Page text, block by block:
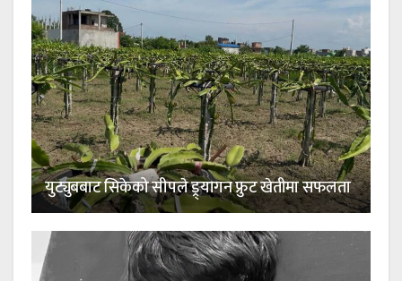
युट्युबबाट सिकेको सीपले ड्र्यागन फ्रुट खेतीमा सफलता